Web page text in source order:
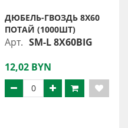
ДЮБЕЛЬ-ГВОЗДЬ 8X60
ПОТАЙ (1000ШТ)
Арт. SM-L 8X60BIG
12,02 BYN